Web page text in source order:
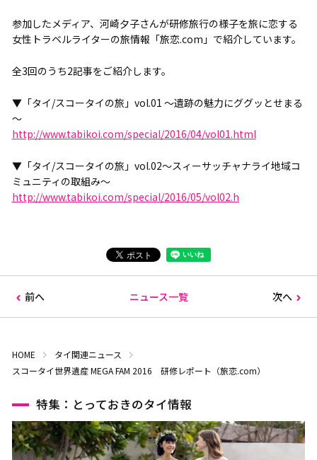
参加したメディア、河崎夕子さんが研修旅行の様子を旅に恋する
女性トラベルライターの旅情報「旅恋.com」で紹介しています。
全3回のうち2記事をご紹介します。
▼「タイ/スコータイの旅」vol.01 ～遺跡の魅力にググッとせまる
～
http://www.tabikoi.com/special/2016/04/vol01.html
▼「タイ/スコータイの旅」vol.02～スィーサッチャナライ地域コ
ミュニティの取組み～
http://www.tabikoi.com/special/2016/05/vol02.h
前へ ニュース一覧 次へ
HOME
タイ関連ニュース
スコータイ世界遺産 MEGA FAM 2016 研修レポート（旅恋.com）
特集：とっておきのタイ情報